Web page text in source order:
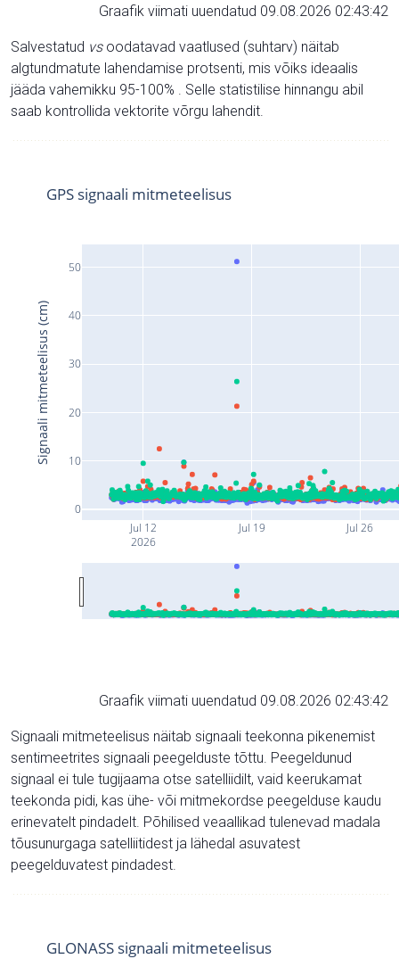
Graafik viimati uuendatud 09.08.2026 02:43:42
Salvestatud vsoodatavad vaatlused (suhtarv) näitab
algtundmatute lahendamise protsenti, mis võiks ideaalis
jääda vahemikku 95-100% . Selle statistilise hinnangu abil
saab kontrollida vektorite võrgu lahendit.
Jul 12
2026
Jul 19 Jul 26
0
10
20
30
40
50
GPS signaali mitmeteelisus
Signaali mitmeteelisus (cm)
Graafik viimati uuendatud 09.08.2026 02:43:42
Signaali mitmeteelisus näitab signaali teekonna pikenemist
sentimeetrites signaali peegelduste tõttu. Peegeldunud
signaal ei tule tugijaama otse satelliidilt, vaid keerukamat
teekonda pidi, kas ühe- või mitmekordse peegelduse kaudu
erinevatelt pindadelt. Põhilised veaallikad tulenevad madala
tõusunurgaga satelliitidest ja lähedal asuvatest
peegelduvatest pindadest.
GLONASS signaali mitmeteelisus